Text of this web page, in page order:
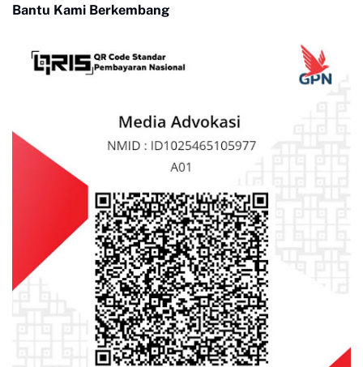
Bantu Kami Berkembang